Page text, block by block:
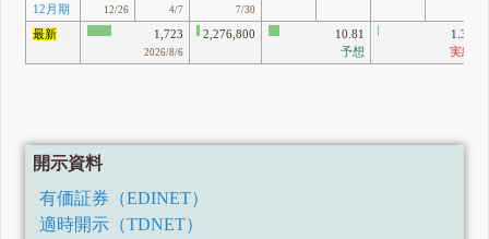
12月期
12/26 4/7 7/30
最新 1,723
2026/8/6
2,276,800
10.81
予想
1.38
実績
開示資料
有価証券（EDINET）
適時開示（TDNET）